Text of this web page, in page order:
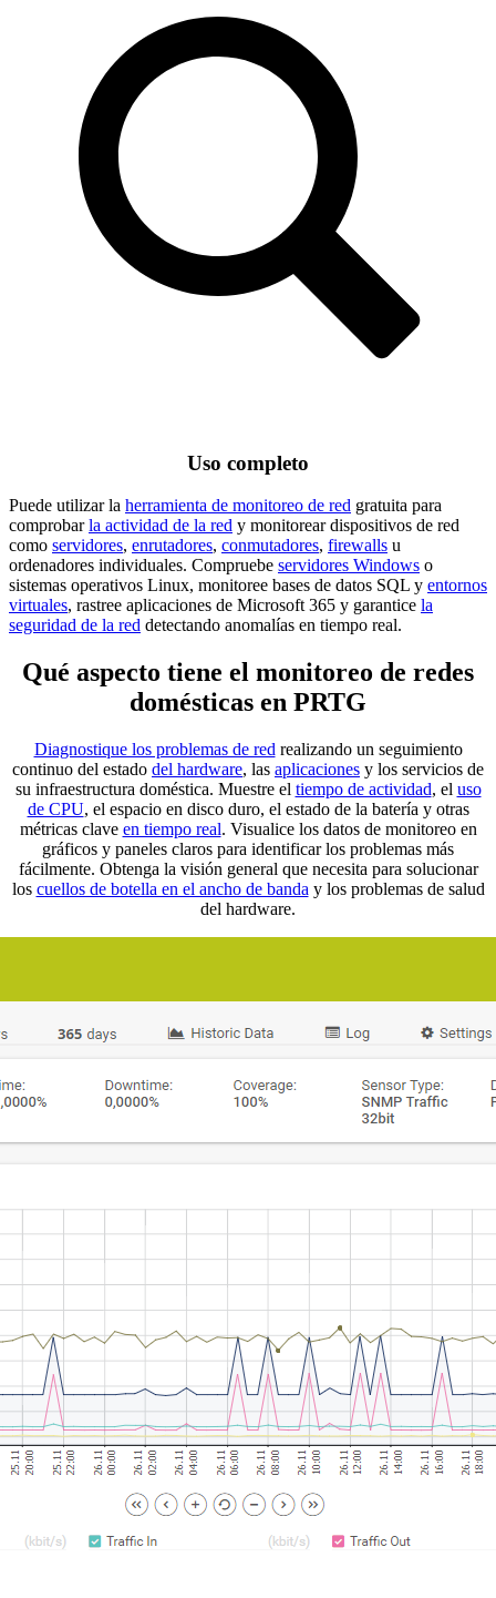
Uso completo
Puede utilizar la herramienta de monitoreo de red gratuita para
comprobarla actividad de la red y monitorear dispositivos de red
como servidores, enrutadores, conmutadores, firewalls u
ordenadores individuales. Compruebe servidores Windows o
sistemas operativos Linux, monitoree bases de datos SQL y entornos
virtuales, rastree aplicaciones de Microsoft 365 y garantice la
seguridad de la red detectando anomalías en tiempo real.
Qué aspecto tiene el monitoreo de redes
domésticas en PRTG
Diagnostique los problemas de red realizando un seguimiento
continuo del estado del hardware, las aplicaciones y los servicios de
su infraestructura doméstica. Muestre el tiempo de actividad, el uso
de CPU, el espacio en disco duro, el estado de la batería y otras
métricas clave en tiempo real. Visualice los datos de monitoreo en
gráficos y paneles claros para identificar los problemas más
fácilmente. Obtenga la visión general que necesita para solucionar
los cuellos de botella en el ancho de banda y los problemas de salud
del hardware.